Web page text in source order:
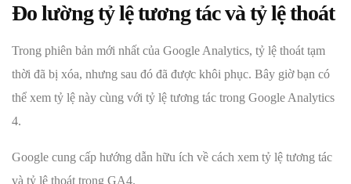
Đo lường tỷ lệ tương tác và tỷ lệ thoát
Trong phiên bản mới nhất của Google Analytics, tỷ lệ thoát tạm
thời đã bị xóa, nhưng sau đó đã được khôi phục. Bây giờ bạn có
thể xem tỷ lệ này cùng với tỷ lệ tương tác trong Google Analytics
4.
Google cung cấp hướng dẫn hữu ích về cách xem tỷ lệ tương tác
và tỷ lệ thoát trong GA4.